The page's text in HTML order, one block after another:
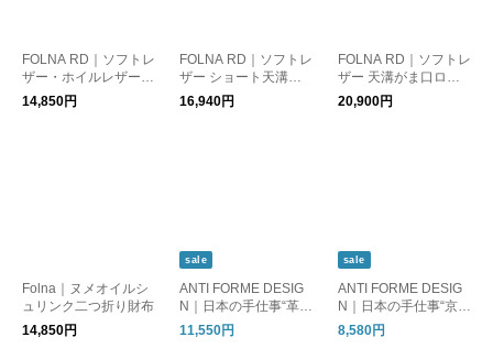
FOLNA RD｜ソフトレ
ザー・ホイルレザー
エンべロープ二つ折り
財布
14,850円
FOLNA RD｜ソフトレ
ザー ショート天溝が
ま口財布
16,940円
FOLNA RD｜ソフトレ
ザー 天溝がま口ロン
グ財布
20,900円
Folna｜ヌメオイルシ
ュリンク二つ折り財布
14,850円
sale
ANTI FORME DESIG
N｜日本の手仕事“革友
禅”チェック柄 本革が
ま口長財布
11,550円
sale
ANTI FORME DESIG
N｜日本の手仕事“京友
禅”ゼブラ柄 本革二つ
折り財布
8,580円